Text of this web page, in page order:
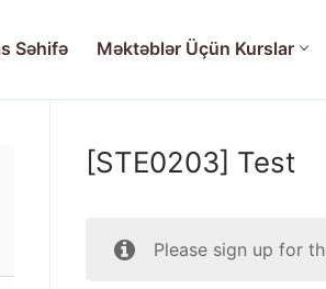
Səhifə Məktəblər Üçün Kurslar
Məktəblər Üçün Kurslar
[STE0203] Test
Please sign up for